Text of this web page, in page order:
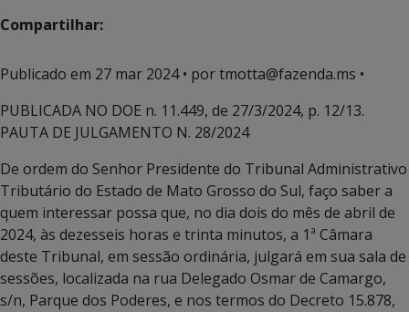
Compartilhar:
Publicado em 27 mar 2024• por tmotta@fazenda.ms •
PUBLICADA NO DOE n. 11.449, de 27/3/2024, p. 12/13.
PAUTA DE JULGAMENTO N. 28/2024
De ordem do Senhor Presidente do Tribunal Administrativo
Tributário do Estado de Mato Grosso do Sul, faço saber a
quem interessar possa que, no dia dois do mês de abril de
2024, às dezesseis horas e trinta minutos, a 1ª Câmara
deste Tribunal, em sessão ordinária, julgará em sua sala de
sessões, localizada na rua Delegado Osmar de Camargo,
s/n, Parque dos Poderes, e nos termos do Decreto 15.878,